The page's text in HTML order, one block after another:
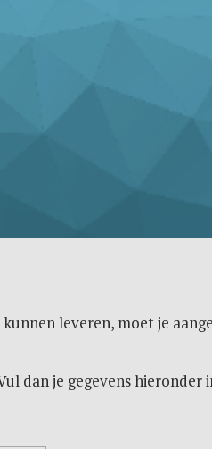
leveren, moet je
dan je gegevens hieronder